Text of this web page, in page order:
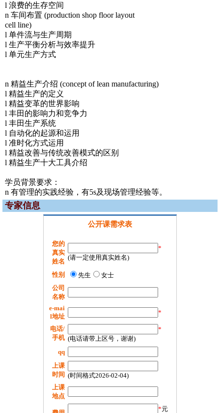
l 浪费的生存空间
n 车间布置 (production shop floor layout
cell line)
l 单件流与生产周期
l 生产平衡分析与效率提升
l 单元生产方式
n 精益生产介绍 (concept of lean manufacturing)
l 精益生产的定义
l 精益变革的世界影响
l 丰田的影响力和竞争力
l 丰田生产系统
l 自动化的起源和运用
l 准时化方式运用
l 精益改善与传统改善模式的区别
l 精益生产十大工具介绍
学员背景要求：
n 有管理的实践经验，有5s及现场管理经验等。
专家信息
公开课需求表
您的
真实
姓名
*
(请一定使用真实姓名)
性别 先生
女士
公司
名称
e-mai
l地址
*
电话/
手机
*
(电话请带上区号，谢谢)
qq
上课
时间 (时间格式2026-02-04)
上课
地点
*元